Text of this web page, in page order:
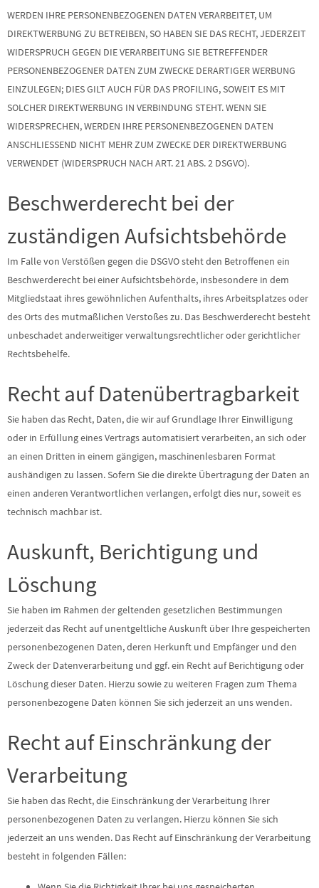
WERDEN IHRE PERSONENBEZOGENEN DATEN VERARBEITET, UM
DIREKTWERBUNG ZU BETREIBEN, SO HABEN SIE DAS RECHT, JEDERZEIT
WIDERSPRUCH GEGEN DIE VERARBEITUNG SIE BETREFFENDER
PERSONENBEZOGENER DATEN ZUM ZWECKE DERARTIGER WERBUNG
EINZULEGEN; DIES GILT AUCH FÜR DAS PROFILING, SOWEIT ES MIT
SOLCHER DIREKTWERBUNG IN VERBINDUNG STEHT. WENN SIE
WIDERSPRECHEN, WERDEN IHRE PERSONENBEZOGENEN DATEN
ANSCHLIESSEND NICHT MEHR ZUM ZWECKE DER DIREKTWERBUNG
VERWENDET (WIDERSPRUCH NACH ART. 21 ABS. 2 DSGVO).
Beschwerde­recht bei der
zuständigen Aufsichts­behörde
Im Falle von Verstößen gegen die DSGVO steht den Betroffenen ein
Beschwerderecht bei einer Aufsichtsbehörde, insbesondere in dem
Mitgliedstaat ihres gewöhnlichen Aufenthalts, ihres Arbeitsplatzes oder
des Orts des mutmaßlichen Verstoßes zu. Das Beschwerderecht besteht
unbeschadet anderweitiger verwaltungsrechtlicher oder gerichtlicher
Rechtsbehelfe.
Recht auf Daten­übertrag­barkeit
Sie haben das Recht, Daten, die wir auf Grundlage Ihrer Einwilligung
oder in Erfüllung eines Vertrags automatisiert verarbeiten, an sich oder
an einen Dritten in einem gängigen, maschinenlesbaren Format
aushändigen zu lassen. Sofern Sie die direkte Übertragung der Daten an
einen anderen Verantwortlichen verlangen, erfolgt dies nur, soweit es
technisch machbar ist.
Auskunft, Berichtigung und
Löschung
Sie haben im Rahmen der geltenden gesetzlichen Bestimmungen
jederzeit das Recht auf unentgeltliche Auskunft über Ihre gespeicherten
personenbezogenen Daten, deren Herkunft und Empfänger und den
Zweck der Datenverarbeitung und ggf. ein Recht auf Berichtigung oder
Löschung dieser Daten. Hierzu sowie zu weiteren Fragen zum Thema
personenbezogene Daten können Sie sich jederzeit an uns wenden.
Recht auf Einschränkung der
Verarbeitung
Sie haben das Recht, die Einschränkung der Verarbeitung Ihrer
personenbezogenen Daten zu verlangen. Hierzu können Sie sich
jederzeit an uns wenden. Das Recht auf Einschränkung der Verarbeitung
besteht in folgenden Fällen: